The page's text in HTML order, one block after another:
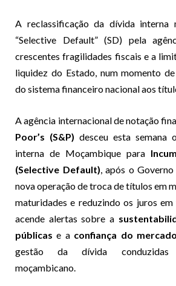
A reclassificação da dívida interna
“Selective Default” (SD) pela
crescentes fragilidades fiscais e a
liquidez do Estado, num momento
do sistema financeiro nacional aos
A agência internacional de notação
Poor’s (S&P) desceu esta semana
interna de Moçambique para
(Selective Default), após o
nova operação de troca de títulos em
maturidades e reduzindo os juros
acende alertas sobre a
públicas e a confiança do mercado
gestão da dívida conduzidas
moçambicano.